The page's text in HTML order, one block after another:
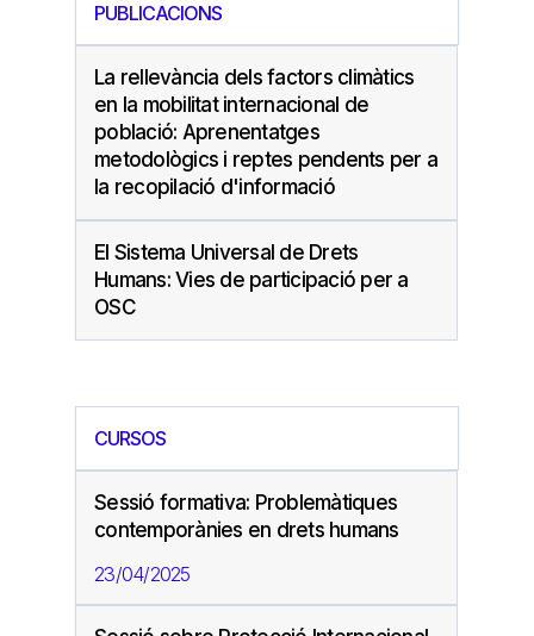
PUBLICACIONS
La rellevància dels factors climàtics
en la mobilitat internacional de
població: Aprenentatges
metodològics i reptes pendents per a
la recopilació d'informació
El Sistema Universal de Drets
Humans: Vies de participació per a
OSC
CURSOS
Sessió formativa: Problemàtiques
contemporànies en drets humans
23/04/2025